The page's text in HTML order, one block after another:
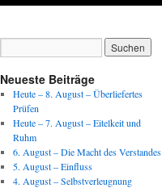
Neueste Beiträge
Heute – 8. August – Überliefertes
Prüfen
Heute – 7. August – Eitelkeit und
Ruhm
6. August – Die Macht des Verstandes
5. August – Einfluss
4. August – Selbstverleugnung